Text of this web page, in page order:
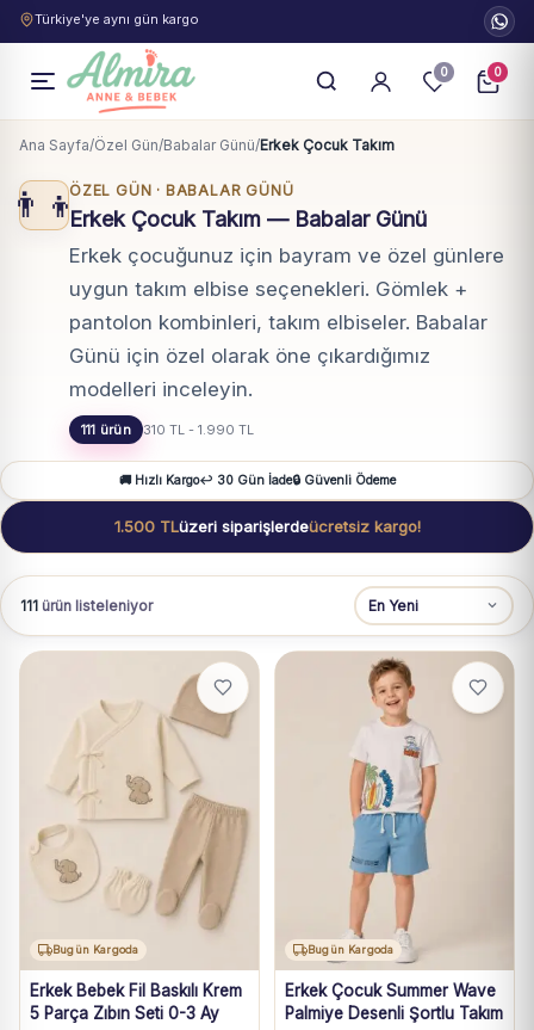
Türkiye'ye aynı gün kargo
0 0
Ana Sayfa/Özel Gün/Babalar Günü/Erkek Çocuk Takım
👨‍👦ÖZEL GÜN · BABALAR GÜNÜ
Erkek Çocuk Takım — Babalar Günü
Erkek çocuğunuz için bayram ve özel günlere
uygun takım elbise seçenekleri. Gömlek +
pantolon kombinleri, takım elbiseler. Babalar
Günü için özel olarak öne çıkardığımız
modelleri inceleyin.
111 ürün 310 TL - 1.990 TL
🚚 Hızlı Kargo↩️ 30 Gün İade🔒 Güvenli Ödeme
1.500 TLüzeri siparişlerdeücretsiz kargo!
111 ürün listeleniyor
Bugün Kargoda
Erkek Bebek Fil Baskılı Krem
5 Parça Zıbın Seti 0-3 Ay
Bugün Kargoda
Erkek Çocuk Summer Wave
Palmiye Desenli Şortlu Takım